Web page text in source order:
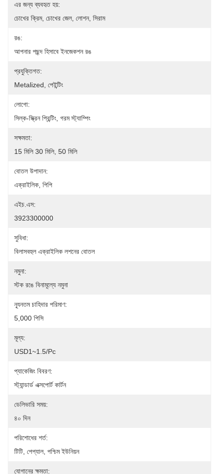
এর জন্য ব্যবহৃত হয়:
চোখের ক্রিম, চোখের জেল, লোশন, সিরাম
রঙ:
আপনার পছন্দ হিসাবে ইনজেকশন রঙ
প্রযুক্তিগত:
Metalized, পেইন্টিং
লোগো:
সিল্ক-স্ক্রিন প্রিন্টিং, গরম স্ট্যাম্পিং
সক্ষমতা:
15 মিলি 30 মিলি, 50 মিলি
বোতল উপাদান:
এক্রাইলিক, পিপি
এইচ.এস:
3923300000
সুবিধা:
বিলাসবহুল এক্রাইলিক লশনের বোতল
নমুনা:
স্টক রঙে বিনামূল্যে নমুনা
ন্যূনতম চাহিদার পরিমাণ:
5,000 পিসি
মূল্য:
USD1~1.5/pc
প্যাকেজিং বিবরণ:
স্ট্যান্ডার্ড এক্সপোর্ট কার্টন
ডেলিভারি সময়:
৪০ দিন
পরিশোধের শর্ত:
টিটি, পেপ্যাল, পশ্চিম ইউনিয়ন
যোগানের ক্ষমতা: